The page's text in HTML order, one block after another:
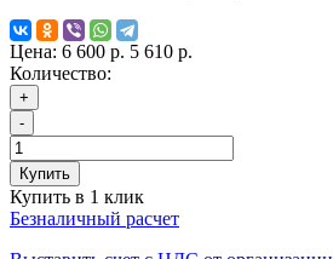
Цена: 6 600 р. 5 610 р.
Количество:
+
-
Купить
Купить в 1 клик
Безналичный расчет